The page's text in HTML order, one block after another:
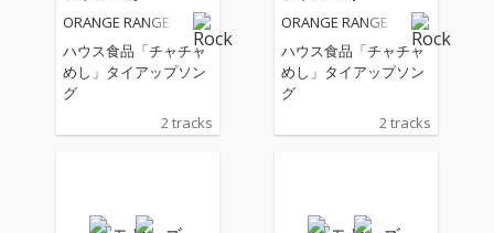
ORANGE RANGE
ハウス食品「チャチャ
めし」タイアップソン
グ
2 tracks
ORANGE RANGE
ハウス食品「チャチャ
めし」タイアップソン
グ
2 tracks